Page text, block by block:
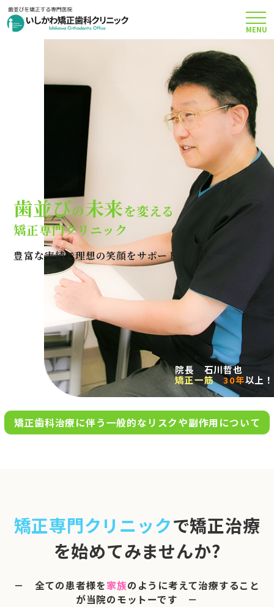
矯正治療について
当院のこだわり
費用について
クリニック案内
Q＆A
アクセス
お問い合わせ
完全
0120-695-578
※日曜は不定期で診療してい
ます
MENU
歯並びの未来を変える
矯正専門クリニック
豊富な実績で理想の笑顔をサポートします
院長 石川哲也
矯正一筋
30年以上！
矯正歯科治療に伴う一般的なリスクや副作用について
矯正専門クリニックで矯正治療
を始めてみませんか?
－ 全ての患者様を家族のように考えて治療すること
が当院のモットーです －